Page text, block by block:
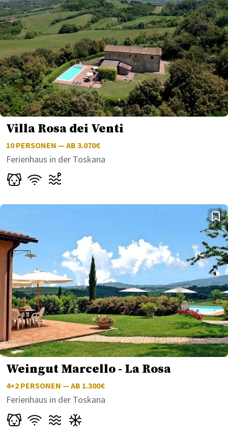
Villa Rosa dei Venti
10PERSONEN — AB 3.070€
Ferienhaus in der Toskana
Weingut Marcello - La Rosa
4+2 PERSONEN — AB 1.300€
Ferienhaus in der Toskana